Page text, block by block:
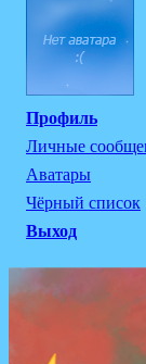
Профиль
Личные
Аватары
Чёрный список
Выход